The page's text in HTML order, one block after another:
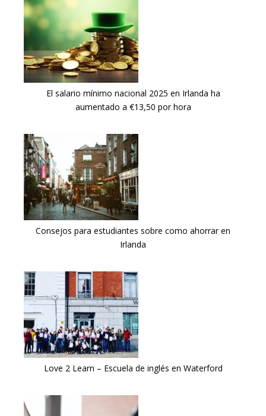
El salario mínimo nacional 2025 en Irlanda ha
aumentado a €13,50 por hora
Consejos para estudiantes sobre como ahorrar en
Irlanda
Love 2 Learn – Escuela de inglés en Waterford